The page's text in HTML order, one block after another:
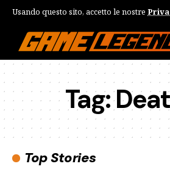
Usando questo sito, accetto le nostre
Tag:
Top Stories